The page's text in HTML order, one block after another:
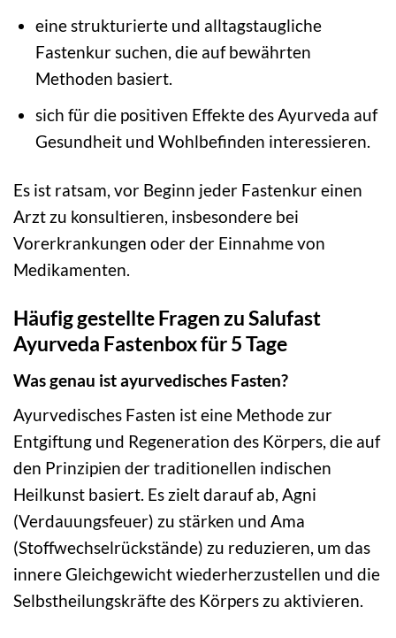
eine strukturierte und alltagstaugliche
Fastenkur suchen, die auf bewährten
Methoden basiert.
sich für die positiven Effekte des Ayurveda auf
Gesundheit und Wohlbefinden interessieren.
Es ist ratsam, vor Beginn jeder Fastenkur einen
Arzt zu konsultieren, insbesondere bei
Vorerkrankungen oder der Einnahme von
Medikamenten.
Häufig gestellte Fragen zu Salufast
Ayurveda Fastenbox für 5 Tage
Was genau ist ayurvedisches Fasten?
Ayurvedisches Fasten ist eine Methode zur
Entgiftung und Regeneration des Körpers, die auf
den Prinzipien der traditionellen indischen
Heilkunst basiert. Es zielt darauf ab, Agni
(Verdauungsfeuer) zu stärken und Ama
(Stoffwechselrückstände) zu reduzieren, um das
innere Gleichgewicht wiederherzustellen und die
Selbstheilungskräfte des Körpers zu aktivieren.